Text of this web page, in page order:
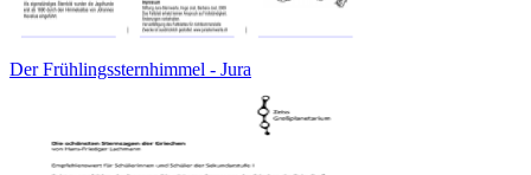
Der Frühlingssternhimmel - Jura